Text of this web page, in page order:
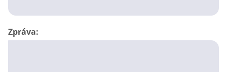
Zpráva: